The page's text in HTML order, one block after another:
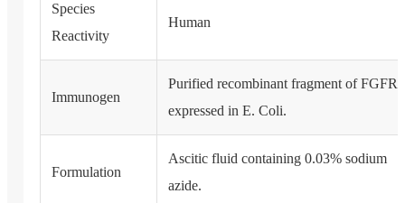
Species
Reactivity
Human
Immunogen
Purified recombinant fragment of FGFR4
expressed in E. Coli.
Formulation
Ascitic fluid containing 0.03% sodium
azide.